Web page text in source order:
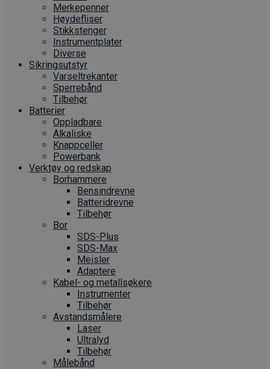
Merkepenner
Høydefliser
Stikkstenger
Instrumentplater
Diverse
Sikringsutstyr
Varseltrekanter
Sperrebånd
Tilbehør
Batterier
Oppladbare
Alkaliske
Knappceller
Powerbank
Verktøy og redskap
Borhammere
Bensindrevne
Batteridrevne
Tilbehør
Bor
SDS-Plus
SDS-Max
Meisler
Adaptere
Kabel- og metallsøkere
Instrumenter
Tilbehør
Avstandsmålere
Laser
Ultralyd
Tilbehør
Målebånd